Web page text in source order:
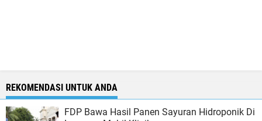
REKOMENDASI UNTUK ANDA
FDP Bawa Hasil Panen Sayuran Hidroponik Di